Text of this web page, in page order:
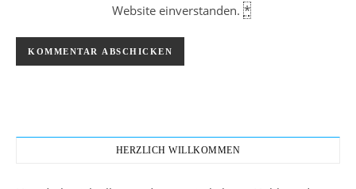
Website einverstanden. *
HERZLICH WILLKOMMEN